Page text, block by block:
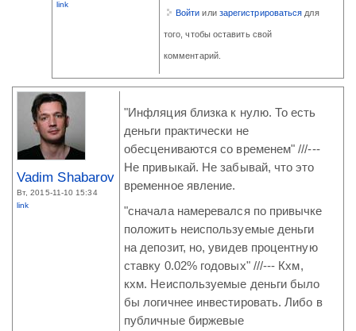
link
Войти или зарегистрироваться для
того, чтобы оставить свой
комментарий.
Vadim Shabarov
Вт, 2015-11-10 15:34
link
"Инфляция близка к нулю. То есть
деньги практически не
обесцениваются со временем" ///---
Не привыкай. Не забывай, что это
временное явление.
"сначала намеревался по привычке
положить неиспользуемые деньги
на депозит, но, увидев процентную
ставку 0.02% годовых" ///--- Кхм,
кхм. Неиспользуемые деньги было
бы логичнее инвестировать. Либо в
публичные биржевые